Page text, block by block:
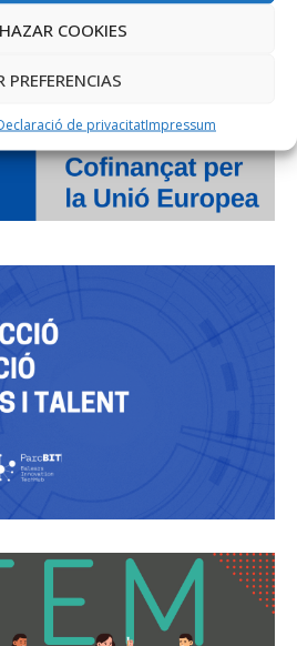
COOKIES
PREFERENCIAS
de privacitatImpressum
PEL FONS SOCIAL EUROPEU